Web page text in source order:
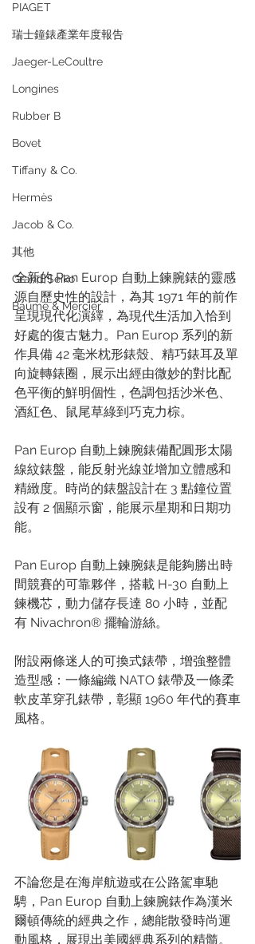
PIAGET
瑞士鐘錶產業年度報告
Jaeger-LeCoultre
Longines
Rubber B
Bovet
Tiffany & Co.
Hermès
Jacob & Co.
其他
Grand Seiko
Baume & Mercier
全新的 Pan Europ 自動上鍊腕錶的靈感
源自歷史性的設計，為其 1971 年的前作
呈現現代化演繹，為現代生活加入恰到
好處的復古魅力。Pan Europ 系列的新
作具備 42 毫米枕形錶殼、精巧錶耳及單
向旋轉錶圈，展示出經由微妙的對比配
色平衡的鮮明個性，色調包括沙米色、
酒紅色、鼠尾草綠到巧克力棕。
Pan Europ 自動上鍊腕錶備配圓形太陽
線紋錶盤，能反射光線並增加立體感和
精緻度。時尚的錶盤設計在 3 點鐘位置
設有 2 個顯示窗，能展示星期和日期功
能。
Pan Europ 自動上鍊腕錶是能夠勝出時
間競賽的可靠夥伴，搭載 H-30 自動上
鍊機芯，動力儲存長達 80 小時，並配
有 Nivachron® 擺輪游絲。
附設兩條迷人的可換式錶帶，增強整體
造型感：一條編織 NATO 錶帶及一條柔
軟皮革穿孔錶帶，彰顯 1960 年代的賽車
風格。
不論您是在海岸航遊或在公路駕車馳
騁，Pan Europ 自動上鍊腕錶作為漢米
爾頓傳統的經典之作，總能散發時尚運
動風格，展現出美國經典系列的精髓。